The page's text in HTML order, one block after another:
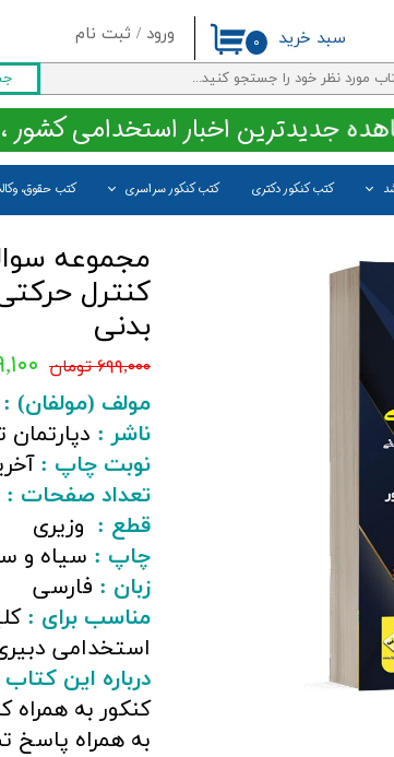
ورود / ثبت نام
حساب کاربری من
تغییر گذر واژه
سفارشات
خروج از حساب کاربری کتب کنکور دکتری کتب کنکور سراسری کتب حقوق،
۰ سبد خرید
جدیدترین اخبار استخدامی کشور
مجموعه
کنترل
بدنی
۶۹۹,۰۰۰ تومان
مولف (مولفان) :
ناشر :
نوبت چاپ :
تعداد صفحات :
قطع : وزیری
چاپ : سیاه و
زبان : فارسی
مناسب برای :
استخدامی
درباره این
کنکور به
به همراه پاسخ